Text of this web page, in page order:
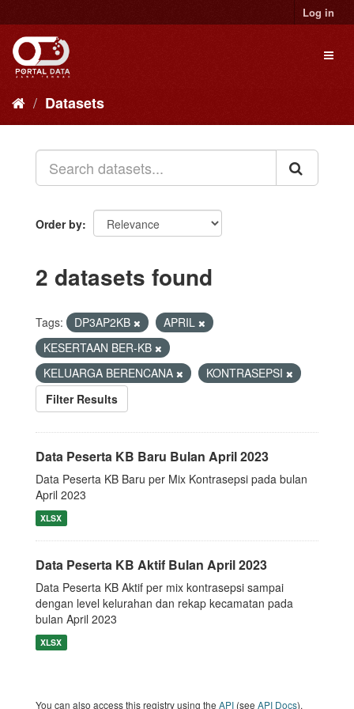
to
content
Log in
Datasets
Order by
2 datasets found
Tags: DP3AP2KB
APRIL
KESERTAAN BER-KB
KELUARGA BERENCANA
KONTRASEPSI
Filter Results
Data Peserta KB Baru Bulan April 2023
Data Peserta KB Baru per Mix Kontrasepsi pada bulan
April 2023
XLSX
Data Peserta KB Aktif Bulan April 2023
Data Peserta KB Aktif per mix kontrasepsi sampai
dengan level kelurahan dan rekap kecamatan pada
bulan April 2023
XLSX
You can also access this registry using the API (see API Docs).